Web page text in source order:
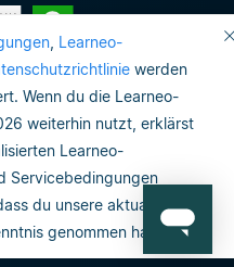
, Learneo-
werden
Wenn du die Learneo-
weiterhin nutzt, erklärst
Learneo-
Servicebedingungen
du unsere aktualisierte
genommen hast.
personal info